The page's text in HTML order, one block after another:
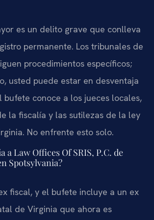
es un delito grave que conlleva
permanente. Los tribunales de
procedimientos específicos;
usted puede estar en desventaja
bufete conoce a los jueces locales,
la fiscalía y las sutilezas de la ley
No enfrente esto solo.
a Law Offices Of SRIS, P.C. de
Spotsylvania?
fiscal, y el bufete incluye a un ex
de Virginia que ahora es